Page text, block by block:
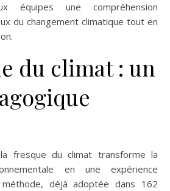
équipes une compréhension
du changement climatique tout en
du climat : un
fresque du climat transforme la
en une expérience
méthode, déjà adoptée dans 162